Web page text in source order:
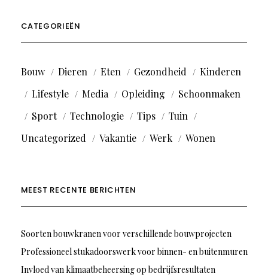
CATEGORIEËN
Bouw Dieren Eten Gezondheid
Kinderen
Lifestyle
Media Opleiding
Schoonmaken
Sport
Technologie Tips
Tuin
Uncategorized
Vakantie Werk Wonen
MEEST RECENTE BERICHTEN
Soorten bouwkranen voor verschillende bouwprojecten
Professioneel stukadoorswerk voor binnen- en buitenmuren
Invloed van klimaatbeheersing op bedrijfsresultaten